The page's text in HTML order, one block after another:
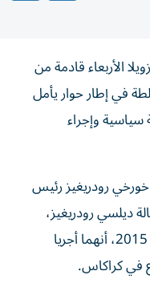
الأربعاء قادمة من
في إطار حوار يأمل
سياسية وإجراء
رودريغيز رئيس
ديلسي رودريغيز،
وفيغيرا وهي نائبة سابقة انتُخبت عام 2015، أنهما أجريا
في كراكاس.